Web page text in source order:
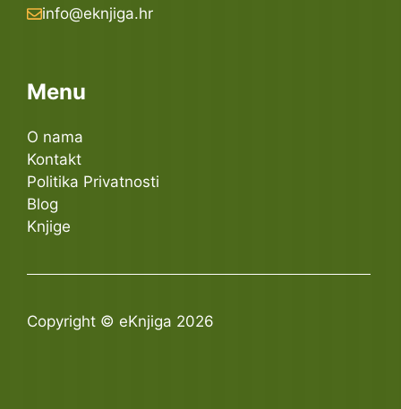
info@eknjiga.hr
Menu
O nama
Kontakt
Politika Privatnosti
Blog
Knjige
Copyright © eKnjiga 2026